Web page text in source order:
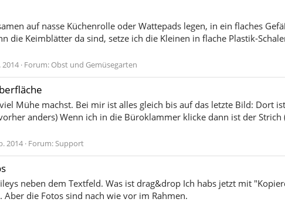
auf nasse Küchenrolle oder Wattepads legen, in ein flaches
die Keimblätter da sind, setze ich die Kleinen in flache Plastik-
2014 Forum: Obst und Gemüsegarten
Mühe machst. Bei mir ist alles gleich bis auf das letzte Bild: Dort
anders) Wenn ich in die Büroklammer klicke dann ist der
2014 Forum:Support
neben dem Textfeld. Was ist drag&drop Ich habs jetzt mit
Aber die Fotos sind nach wie vor im Rahmen.